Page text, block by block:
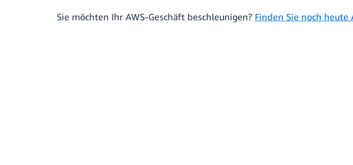
Sie möchten Ihr AWS-Geschäft beschleunigen? Finden Sie noch heute